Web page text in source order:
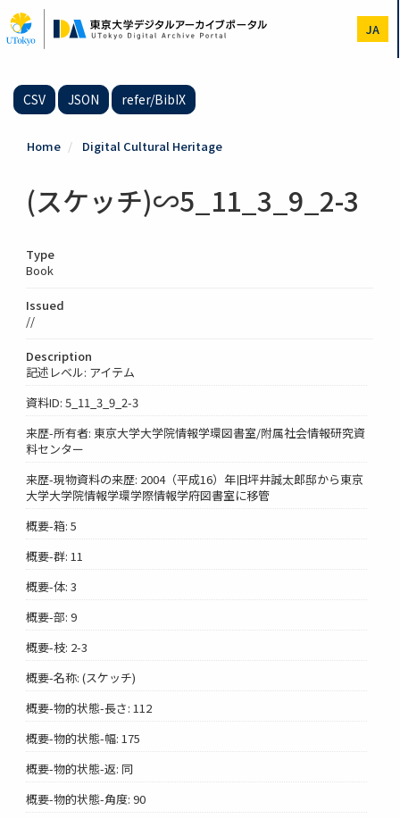
to
main
JA
CSV JSON refer/BibIX
Home Digital Cultural Heritage
(スケッチ)∽5_11_3_9_2-3
Type
Book
Issued
//
Description
記述レベル: アイテム
資料ID: 5_11_3_9_2-3
来歴-所有者: 東京大学大学院情報学環図書室/附属社会情報研究資
料センター
来歴-現物資料の来歴: 2004（平成16）年旧坪井誠太郎邸から東京
大学大学院情報学環学際情報学府図書室に移管
概要-箱: 5
概要-群: 11
概要-体: 3
概要-部: 9
概要-枝: 2-3
概要-名称: (スケッチ)
概要-物的状態-長さ: 112
概要-物的状態-幅: 175
概要-物的状態-返: 同
概要-物的状態-角度: 90